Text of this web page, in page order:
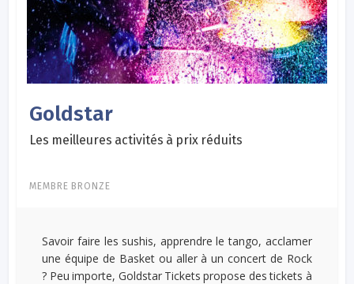
Goldstar
Les meilleures activités à prix réduits
MEMBRE BRONZE
Savoir faire les sushis, apprendre le tango, acclamer
une équipe de Basket ou aller à un concert de Rock
? Peu importe, Goldstar Tickets propose des tickets à